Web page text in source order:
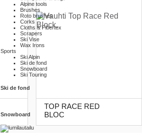
Alpine tools
Brushes
Roto brushes
Corks
Cloths & Fibertex
Scrapers
Ski Vise
Wax Irons
Sports
Ski Alpin
Ski de fond
Snowboard
Ski Touring
Ski de fond
Snowboard
TOP RACE RED
BLOC